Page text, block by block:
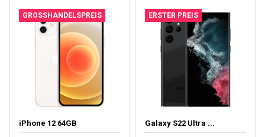
GROSSHANDELSPREIS
iPhone 12 64GB
ERSTER PREIS
Galaxy S22 Ultra ...